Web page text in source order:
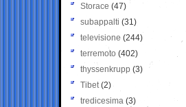
Storace (47)
subappalti (31)
televisione(244)
terremoto (402)
thyssenkrupp (3)
Tibet(2)
tredicesima (3)